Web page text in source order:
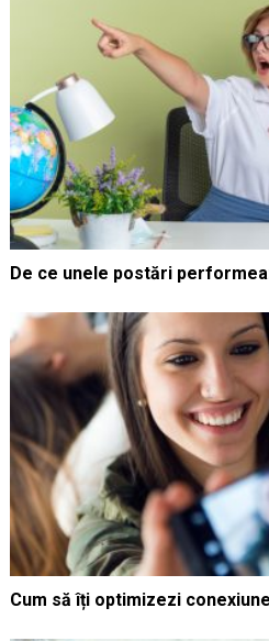
De ce unele postări
Cum să îți optimizezi